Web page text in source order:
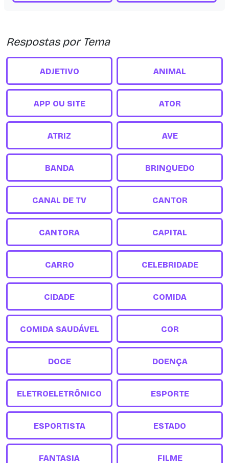
Respostas por Tema
ADJETIVO ANIMAL
APP OU SITE ATOR
ATRIZ AVE
BANDA BRINQUEDO
CANAL DE TV CANTOR
CANTORA CAPITAL
CARRO CELEBRIDADE
CIDADE COMIDA
COMIDA SAUDÁVEL COR
DOCE DOENÇA
ELETROELETRÔNICO ESPORTE
ESPORTISTA ESTADO
FANTASIA FILME